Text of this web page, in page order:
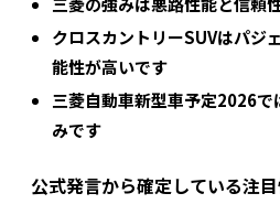
クロスカントリーSUVはパジ
能性が高いです
三菱自動車新型車予定2026で
みです
公式発言から確定している注